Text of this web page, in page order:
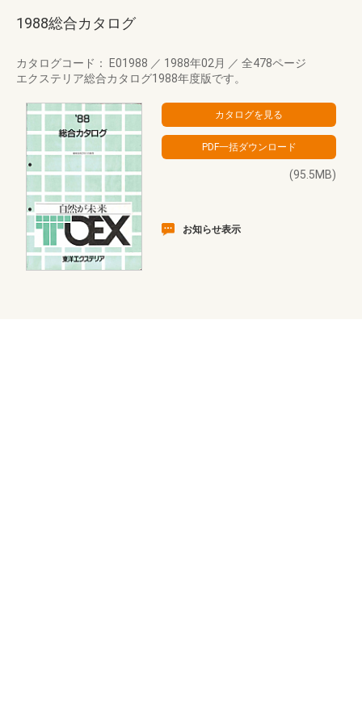
1988総合カタログ
カタログコード： E01988 ／ 1988年02月 ／ 全478ページ
エクステリア総合カタログ1988年度版です。
(95.5MB)
お知らせ表示